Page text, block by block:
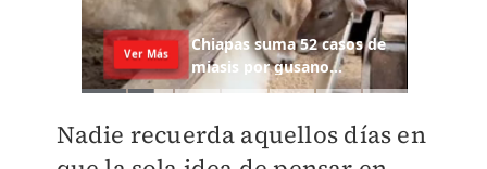
Nadie recuerda aquellos días en